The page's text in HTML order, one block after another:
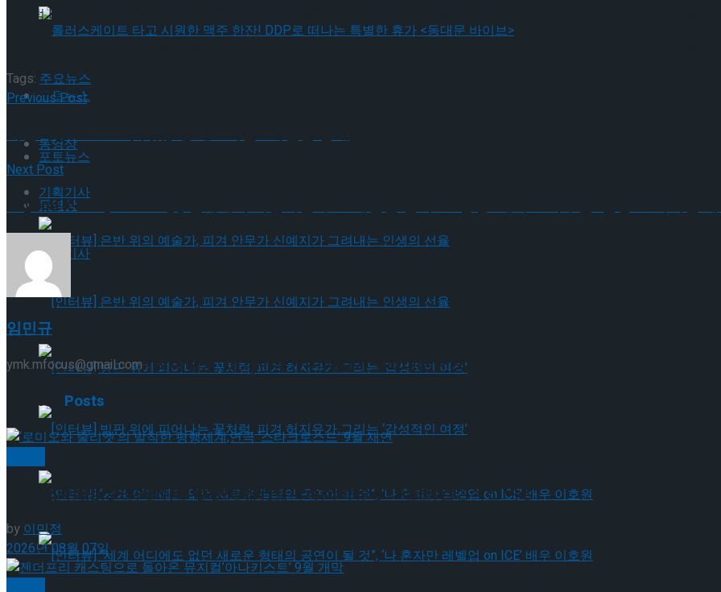
롤러스케이트 타고 시원한 맥주 한잔! DDP로 떠나는 특별한 휴가 <동대문 바이브>
포토뉴스
동영상
기획기사
[인터뷰] 은반 위의 예술가, 피겨 안무가 신예지가 그려내는 인생의 선율
[인터뷰] 빙판 위에 피어나는 꽃처럼, 피겨 허지유가 그리는 ‘감성적인 여정’
[인터뷰] “세계 어디에도 없던 새로운 형태의 공연이 될 것”, ‘나 혼자만 레벨업 on ICE’ 배우 이호원
롤러스케이트 타고 시원한 맥주 한잔! DDP로 떠나는 특별한 휴가 <동대문 바이브>
포토뉴스
동영상
기획기사
[인터뷰] 은반 위의 예술가, 피겨 안무가 신예지가 그려내는 인생의 선율
[인터뷰] 빙판 위에 피어나는 꽃처럼, 피겨 허지유가 그리는 ‘감성적인 여정’
이처럼 DIMF는 만원의행복과 다양한 할인 프로모션을 통해 누구나 부담없이 즐기는
Tags: 주요뉴스
Previous Post
국립극장 <2023 여우樂(락) 페스티벌> 라인업 공개
Next Post
Beyond K-POP, to K-Vinyl, 전세계적 폭발적인 수요 해결할 한국 LP 공장 ‘제작소 화수분’ 론칭! K-바이닐
임민규
ymk.mfocus@gmail.com
Related Posts
‘로미오와 줄리엣’의 발칙한 평행세계,연극 ‘스타크로스드’ 9월 재연
by이민정
2026년 08월 07일